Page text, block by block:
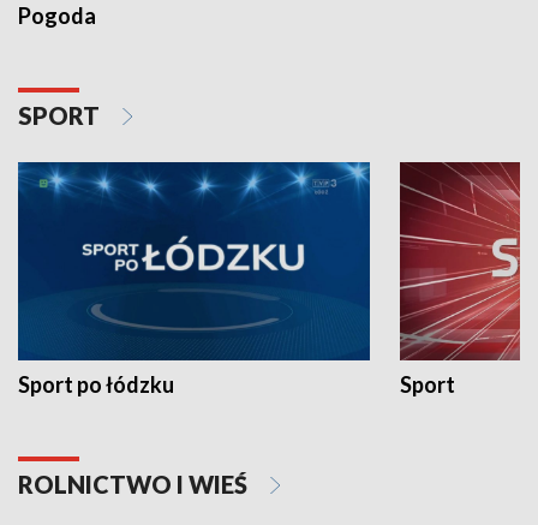
Pogoda
SPORT
Sport po łódzku Sport
ROLNICTWO I WIEŚ